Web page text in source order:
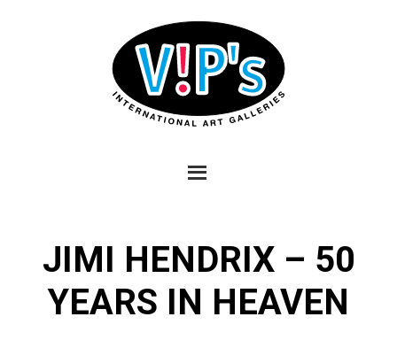
JIMI HENDRIX – 50
YEARS IN HEAVEN